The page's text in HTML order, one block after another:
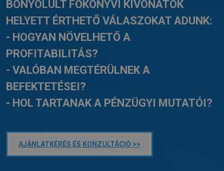
BONYOLULT FŐKÖNYVI KIVONATOK
HELYETT ÉRTHETŐ VÁLASZOKAT ADUNK:
- HOGYAN NÖVELHETŐ A
PROFITABILITÁS?
- VALÓBAN MEGTÉRÜLNEK A
BEFEKTETÉSEI?
- HOL TARTANAK A PÉNZÜGYI MUTATÓI?
AJÁNLATKÉRÉS ÉS KONZULTÁCIÓ >>